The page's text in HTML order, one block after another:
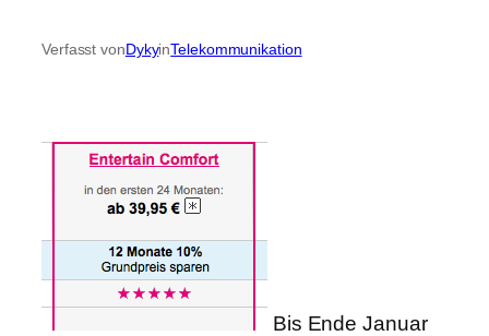
Verfasst vonDykyinTelekommunikation
Bis Ende Januar